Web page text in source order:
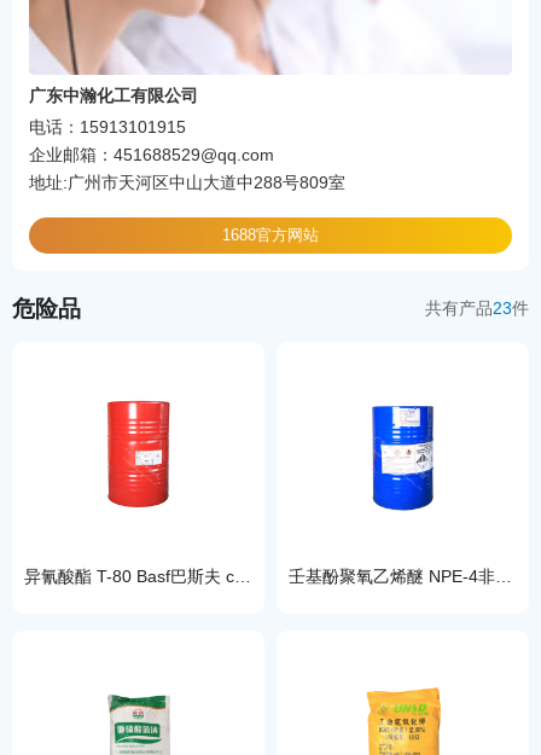
广东中瀚化工有限公司
电话：15913101915
企业邮箱：451688529@qq.com
地址:广州市天河区中山大道中288号809室
1688官方网站
危险品 共有产品23件